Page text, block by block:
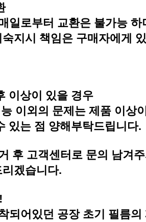
이상이 있을 경우
있는 점 양해부탁드립니다.
겠습니다.